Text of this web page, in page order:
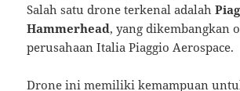
Salah satu drone terkenal adalah
Hammerhead, yang dikembangkan
perusahaan Italia Piaggio Aerospace.
Drone ini memiliki kemampuan